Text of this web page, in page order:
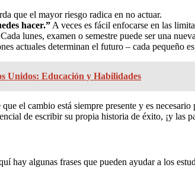
que el mayor riesgo radica en no actuar.
hacer.” A veces es fácil enfocarse en las
Cada lunes, examen o semestre puede ser una
actuales determinan el futuro – cada pequeño
Unidos: Educación y Habilidades
el cambio está siempre presente y es
de escribir su propia historia de éxito, ¡y las
hay algunas frases que pueden ayudar a los